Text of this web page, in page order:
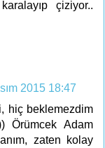
çiziyor..
2015 18:47
hiç beklemezdim
Örümcek Adam
zaten kolay